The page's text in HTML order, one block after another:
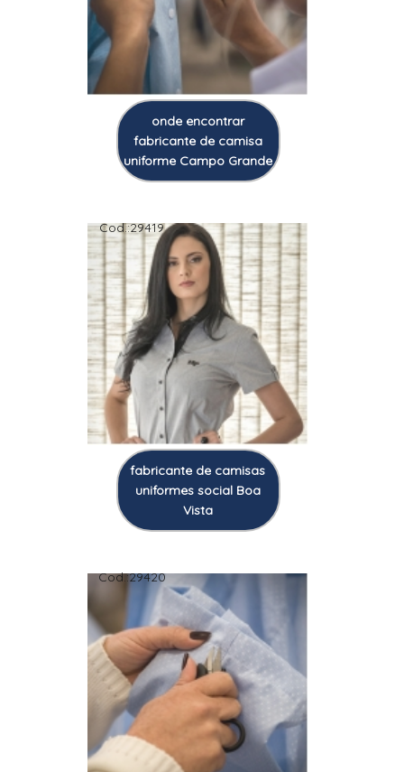
onde encontrar
fabricante de camisa
uniforme Campo Grande
Cod.:29419
fabricante de camisas
uniformes social Boa
Vista
Cod.:29420